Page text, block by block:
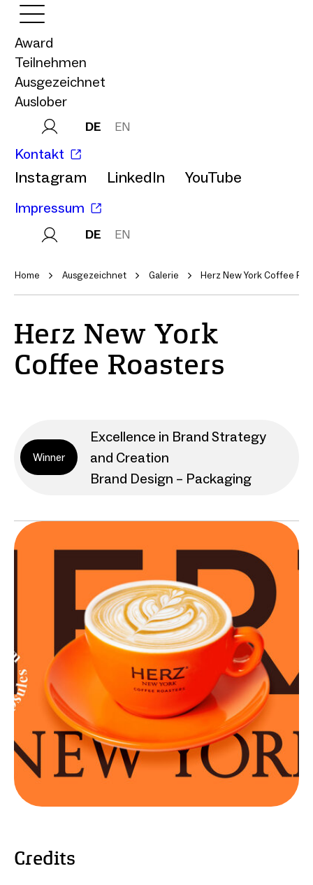
Award
Teilnehmen
Ausgezeichnet
Auslober
DE EN
Kontakt
Instagram LinkedIn YouTube
Impressum
DE EN
Home Ausgezeichnet Galerie Herz New York Coffee
Herz New York
Coffee Roasters
Winner
Excellence in Brand Strategy
and Creation
Brand Design – Packaging
Credits